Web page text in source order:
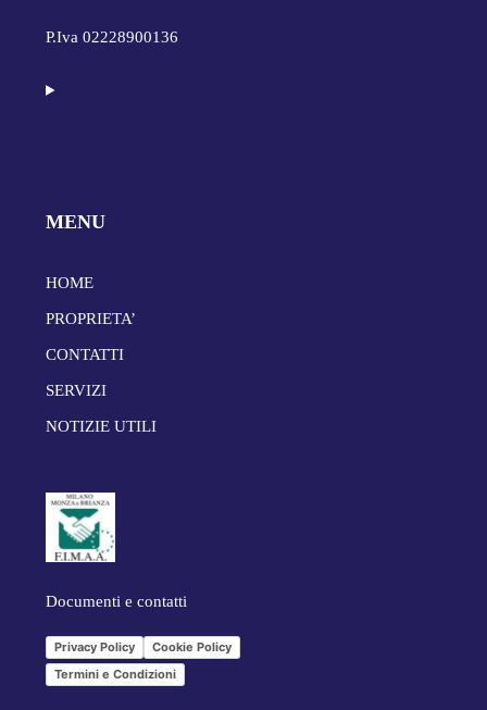
P.Iva 02228900136
MENU
HOME
PROPRIETA’
CONTATTI
SERVIZI
NOTIZIE UTILI
Documenti e contatti
Privacy Policy
Cookie Policy
Termini e Condizioni